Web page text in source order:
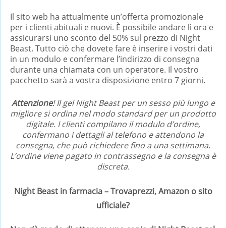
Il sito web ha attualmente un’offerta promozionale
per i clienti abituali e nuovi. È possibile andare lì ora e
assicurarsi uno sconto del 50% sul prezzo di Night
Beast. Tutto ciò che dovete fare è inserire i vostri dati
in un modulo e confermare l’indirizzo di consegna
durante una chiamata con un operatore. Il vostro
pacchetto sarà a vostra disposizione entro 7 giorni.
Attenzione! Il gel Night Beast per un sesso più lungo e
migliore si ordina nel modo standard per un prodotto
digitale. I clienti compilano il modulo d’ordine,
confermano i dettagli al telefono e attendono la
consegna, che può richiedere fino a una settimana.
L’ordine viene pagato in contrassegno e la consegna è
discreta.
Night Beast in farmacia – Trovaprezzi, Amazon o sito
ufficiale?